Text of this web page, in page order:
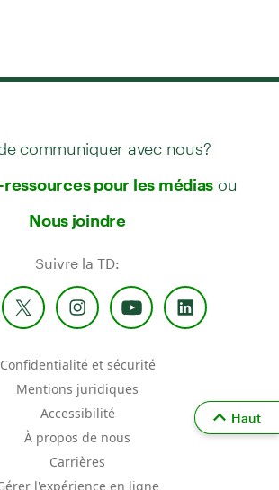
communiquer avec nous?
ressources pour les médias ou
Nous joindre
Suivre la TD:
Confidentialité et sécurité
Mentions juridiques
Accessibilité
À propos de nous
Carrières
l'expérience en ligne
Haut